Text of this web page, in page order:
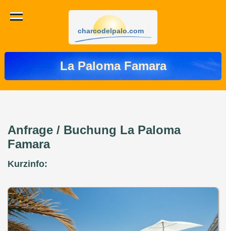
charcodelpalo.com
La Paloma Famara
Anfrage / Buchung La Paloma
Famara
Kurzinfo: